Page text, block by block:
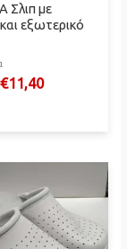
Σλιπ με
εξωτερικό
€11,40